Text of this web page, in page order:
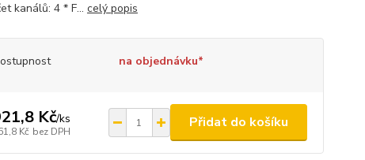
kanálů: 4 * F... celý popis
na objednávku*
Kč/ks
Kč bez DPH
Přidat do košíku